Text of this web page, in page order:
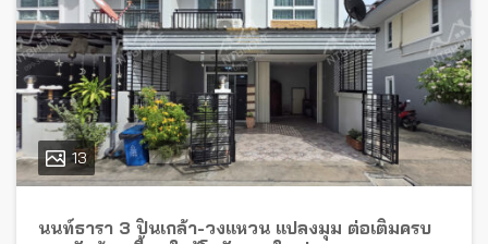
13
นนท์ธารา 3 ปิ่นเกล้า-วงแหวน แปลงมุม ต่อเติมครบ